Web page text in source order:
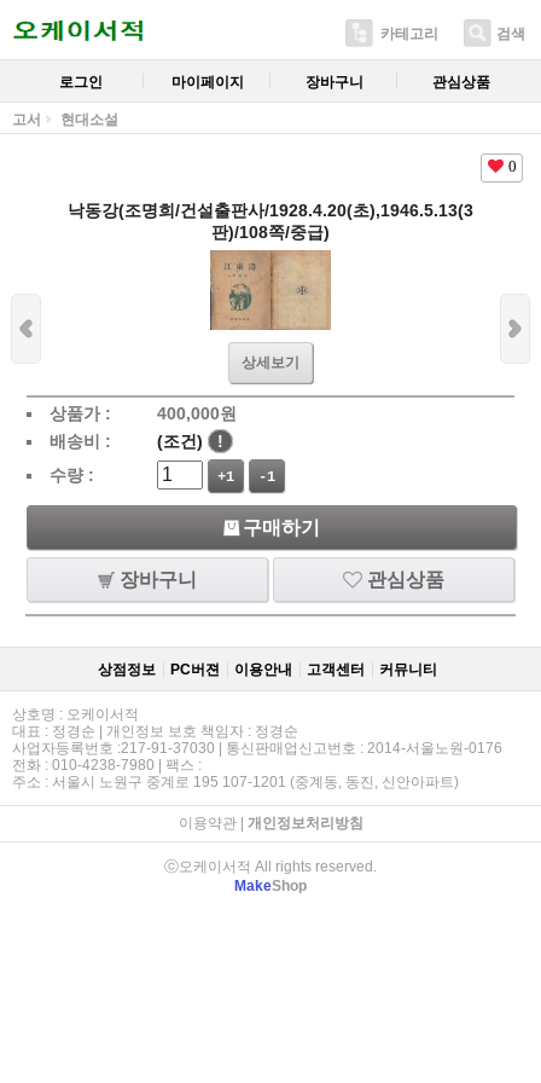
카테고리 검색
로그인 마이페이지 장바구니 관심상품
고서 현대소설
0
낙동강(조명희/건설출판사/1928.4.20(초),1946.5.13(3
판)/108쪽/중급)
상세보기
상품가 : 400,000원
배송비 :
(조건)
!
수량 :
+1 -1
구매하기
장바구니 관심상품
상점정보 PC버젼 이용안내 고객센터 커뮤니티
상호명 : 오케이서적
대표 : 정경순 | 개인정보 보호 책임자 : 정경순
사업자등록번호 :217-91-37030 | 통신판매업신고번호 : 2014-서울노원-0176
전화 : 010-4238-7980 | 팩스 :
주소 : 서울시 노원구 중계로 195 107-1201 (중계동, 동진, 신안아파트)
이용약관| 개인정보처리방침
ⓒ오케이서적 All rights reserved.
MakeShop